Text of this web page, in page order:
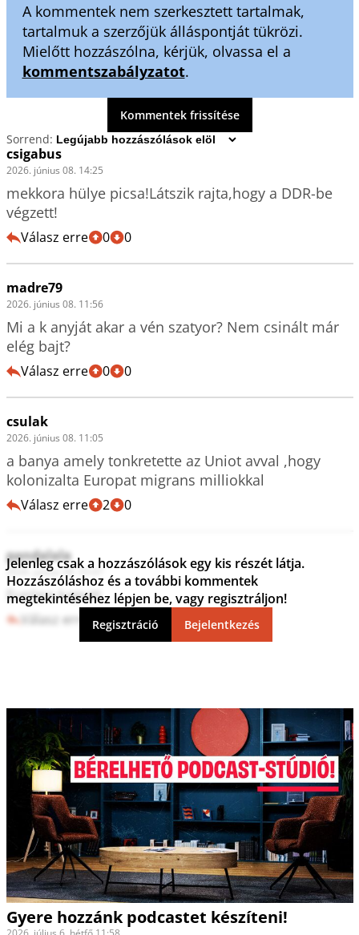
A kommentek nem szerkesztett tartalmak,
tartalmuk a szerzőjük álláspontját tükrözi.
Mielőtt hozzászólna, kérjük, olvassa el a
kommentszabályzatot.
Kommentek frissítése
Sorrend:
csigabus
2026. június 08. 14:25
mekkora hülye picsa!Látszik rajta,hogy a DDR-be
végzett!
Válasz erre 0 0
madre79
2026. június 08. 11:56
Mi a k anyját akar a vén szatyor? Nem csinált már
elég bajt?
Válasz erre 0 0
csulak
2026. június 08. 11:05
a banya amely tonkretette az Uniot avval ,hogy
kolonizalta Europat migrans milliokkal
Válasz erre 2 0
pandalala
2026. június 08. 03:47
Európa kaputt
Válasz erre 5 0
Jelenleg csak a hozzászólások egy kis részét látja.
Hozzászóláshoz és a további kommentek
megtekintéséhez lépjen be, vagy regisztráljon!
Regisztráció Bejelentkezés
Gyere hozzánk podcastet készíteni!